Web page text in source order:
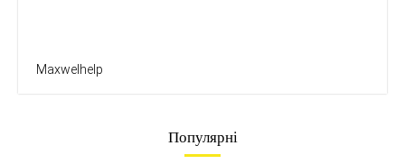
Maxwelhelp
Популярні